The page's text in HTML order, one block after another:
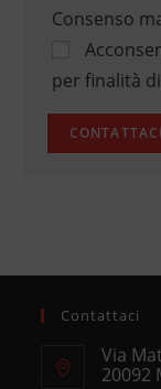
Consenso
per finalità
Contattaci
Via
20092